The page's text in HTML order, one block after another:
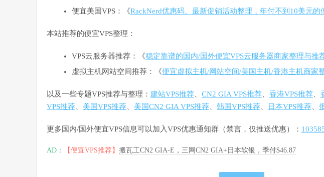
便宜美国VPS：《RackNerd优惠码、最新促销活动整理，年付不到10美元的
本站推荐的便宜VPS整理：
VPS云服务器推荐：《稳定靠谱的国内/国外便宜VPS云服务器商家整理与推
虚拟主机网站空间推荐：《便宜虚拟主机/网站空间/美国主机/香港主机商家
以及一些专题VPS推荐与整理： 建站VPS推荐 CN2 GIA VPS推荐 香港VPS推荐
VPS推荐
美国VPS推荐 美国CN2 GIA VPS推荐 韩国VPS推荐 日本VPS推荐
更多国内/国外便宜VPS信息可以加入VPS优惠通知群（禁言，仅推送优惠）：
AD： 【便宜VPS推荐】 搬瓦工CN2 GIA-E，三网CN2 GIA+日本软银，季付$46.87